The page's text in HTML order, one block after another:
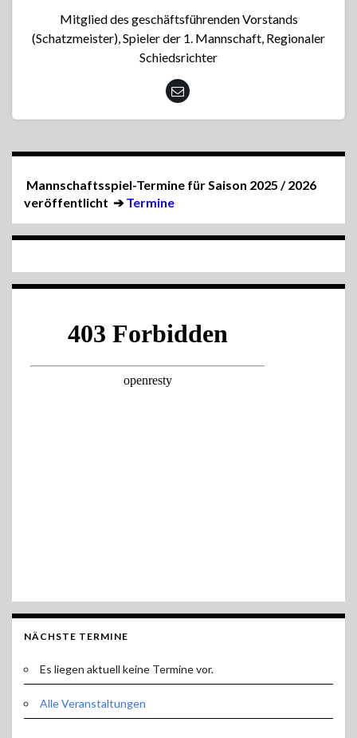
Mitglied des geschäftsführenden Vorstands
(Schatzmeister), Spieler der 1. Mannschaft, Regionaler
Schiedsrichter
Mannschaftsspiel-Termine für Saison 2025 / 2026
veröffentlicht ➔Termine
NÄCHSTE TERMINE
Es liegen aktuell keine Termine vor.
Alle Veranstaltungen